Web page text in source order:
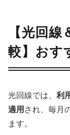
【光回
較】おす
光回線では、 利
適用 され、毎月
ます。